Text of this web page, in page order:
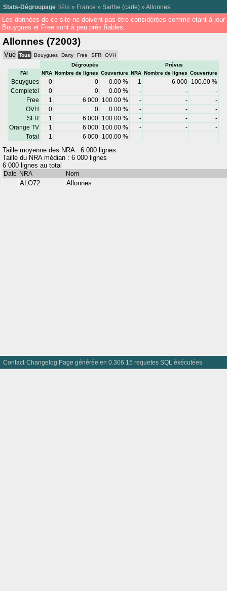
Stats-Dégroupage Bêta » France » Sarthe (carte) » Allonnes
Les données de ce site ne doivent pas être considérées comme étant à
Bouygues et Free sont à peu près fiables.
Allonnes (72003)
Vue Tous Bouygues Darty Free SFR
OVH
Dégroupés
Prévus
FAI
NRA Nombre de lignes Couverture NRA Nombre de lignes Couverture
Bouygues 0 0 0.00 % 1 6 000
100.00 %
Completel
0 0 0.00 % - -
-
Free
1 6 000 100.00 % - -
-
OVH
0 0 0.00 % - -
-
SFR
1 6 000 100.00 % - -
-
Orange TV
1 6 000 100.00 % - -
-
Total
1 6 000 100.00 %
Taille moyenne des NRA : 6 000 lignes
Taille du NRA médian : 6 000 lignes
6 000 lignes au total
Date NRA Nom
ALO72 Allonnes
Contact Changelog Page générée en 0.306 15 requetes SQL éxécutées